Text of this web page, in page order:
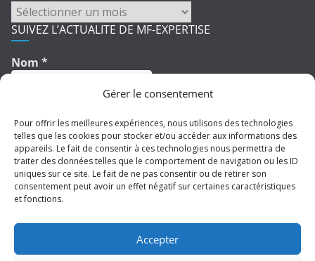
Gérer le consentement
Pour offrir les meilleures expériences, nous utilisons des technologies
telles que les cookies pour stocker et/ou accéder aux informations des
appareils. Le fait de consentir à ces technologies nous permettra de
traiter des données telles que le comportement de navigation ou les ID
uniques sur ce site. Le fait de ne pas consentir ou de retirer son
consentement peut avoir un effet négatif sur certaines caractéristiques
et fonctions.
Accepter
ARCHIVES
SUIVEZ L’ACTUALITE DE MF-EXPERTISE
Nom *
E-mail*
ColorMag Pro